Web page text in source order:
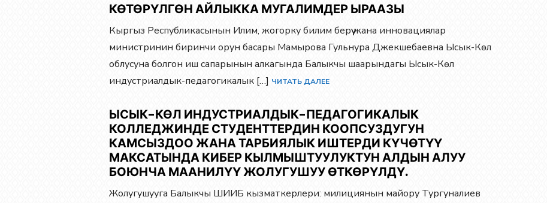
КӨТӨРҮЛГӨН АЙЛЫККА МУГАЛИМДЕР ЫРААЗЫ
Кыргыз Республикасынын Илим, жогорку билим берүү жана инновациялар
министринин биринчи орун басары Мамырова Гульнура Джекшебаевна Ысык-Көл
облусуна болгон иш сапарынын алкагында Балыкчы шаарындагы Ысык-Көл
индустриалдык-педагогикалык […] ЧИТАТЬ ДАЛЕЕ
ЫСЫК-КӨЛ ИНДУСТРИАЛДЫК-ПЕДАГОГИКАЛЫК
КОЛЛЕДЖИНДЕ СТУДЕНТТЕРДИН КООПСУЗДУГУН
КАМСЫЗДОО ЖАНА ТАРБИЯЛЫК ИШТЕРДИ КҮЧӨТҮҮ
МАКСАТЫНДА КИБЕР КЫЛМЫШТУУЛУКТУН АЛДЫН АЛУУ
БОЮНЧА МААНИЛҮҮ ЖОЛУГУШУУ ӨТКӨРҮЛДҮ.
Жолугушууга Балыкчы ШИИБ кызматкерлери: милициянын майору Тургуналиев